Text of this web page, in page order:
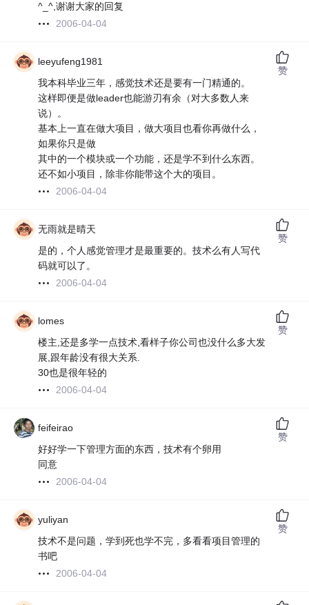
^_^,谢谢大家的回复
2006-04-04
leeyufeng1981
我本科毕业三年，感觉技术还是要有一门精通的。
这样即便是做leader也能游刃有余（对大多数人来
说）。
基本上一直在做大项目，做大项目也看你再做什么，
如果你只是做
其中的一个模块或一个功能，还是学不到什么东西。
还不如小项目，除非你能带这个大的项目。
2006-04-04
赞
无雨就是晴天
是的，个人感觉管理才是最重要的。技术么有人写代
码就可以了。
2006-04-04
赞
lomes
楼主,还是多学一点技术,看样子你公司也没什么多大发
展,跟年龄没有很大关系.
30也是很年轻的
2006-04-04
赞
feifeirao
好好学一下管理方面的东西，技术有个卵用
同意
2006-04-04
赞
yuliyan
技术不是问题，学到死也学不完，多看看项目管理的
书吧
2006-04-04
赞